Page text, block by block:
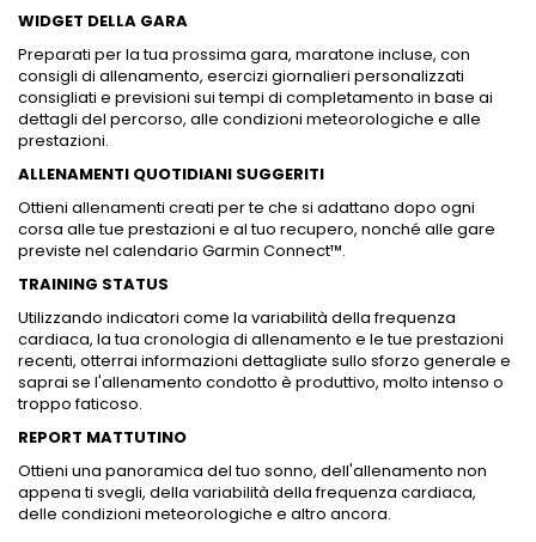
WIDGET DELLA GARA
Preparati per la tua prossima gara, maratone incluse, con
consigli di allenamento, esercizi giornalieri personalizzati
consigliati e previsioni sui tempi di completamento in base ai
dettagli del percorso, alle condizioni meteorologiche e alle
prestazioni.
ALLENAMENTI QUOTIDIANI SUGGERITI
Ottieni allenamenti creati per te che si adattano dopo ogni
corsa alle tue prestazioni e al tuo recupero, nonché alle gare
previste nel calendario Garmin Connect™.
TRAINING STATUS
Utilizzando indicatori come la variabilità della frequenza
cardiaca, la tua cronologia di allenamento e le tue prestazioni
recenti, otterrai informazioni dettagliate sullo sforzo generale e
saprai se l'allenamento condotto è produttivo, molto intenso o
troppo faticoso.
REPORT MATTUTINO
Ottieni una panoramica del tuo sonno, dell'allenamento non
appena ti svegli, della variabilità della frequenza cardiaca,
delle condizioni meteorologiche e altro ancora.